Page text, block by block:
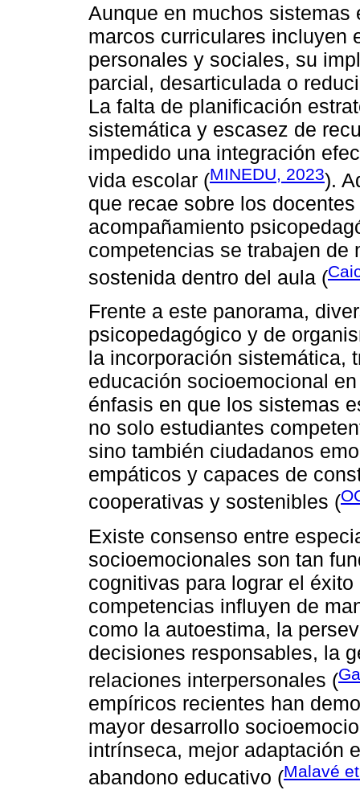
Aunque en muchos
marcos curriculares incluyen
personales y sociales, su
parcial, desarticulada o
La falta de planificación
sistemática y escasez de
impedido una integración
vida escolar (MINEDU, 2023).
que recae sobre los
acompañamiento
competencias se trabajen de
sostenida dentro del aula (
Frente a este panorama,
psicopedagógico y de
la incorporación sistemática,
educación socioemocional
énfasis en que los sistemas
no solo estudiantes
sino también ciudadanos
empáticos y capaces de
cooperativas y sostenibles (
Existe consenso entre
socioemocionales son tan
cognitivas para lograr el
competencias influyen de
como la autoestima, la
decisiones responsables, la
relaciones interpersonales (
empíricos recientes han
mayor desarrollo
intrínseca, mejor adaptación
abandono educativo (Malavé